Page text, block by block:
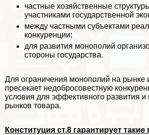
частные хозяйственные
участниками государственной
между частными субъектами
конкуренции;
для развития монополий
стороны государства.
Для ограничения монополий на рынке
пресекает недобросовестную
условия для эффективного развития
рынков товара.
Конституция ст.8 гарантирует